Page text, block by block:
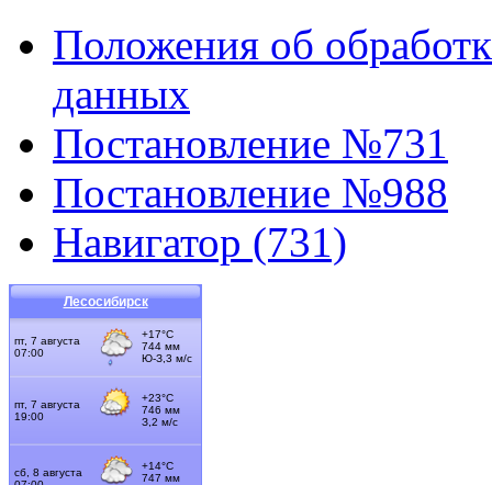
Положения об
данных
Постановление №731
Постановление №988
Навигатор (731)
Лесосибирск